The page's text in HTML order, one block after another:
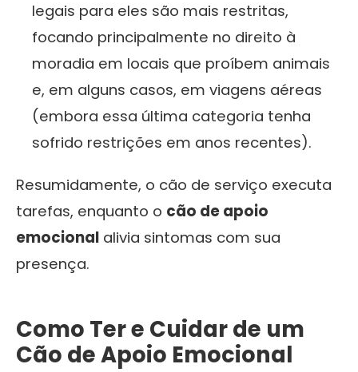
legais para eles são mais restritas,
focando principalmente no direito à
moradia em locais que proíbem animais
e, em alguns casos, em viagens aéreas
(embora essa última categoria tenha
sofrido restrições em anos recentes).
Resumidamente, o cão de serviço executa
tarefas, enquanto o cão de apoio
emocional alivia sintomas com sua
presença.
Como Ter e Cuidar de um
Cão de Apoio Emocional